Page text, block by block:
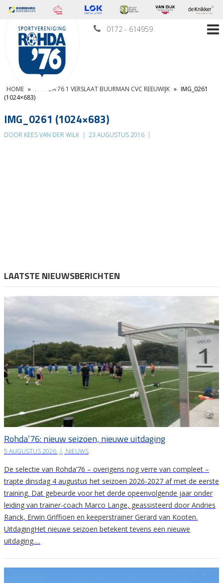
0172 - 614959
HOME » ROHDA’76 1 VERSLAAT BUURMAN CVC REEUWIJK » IMG_0261
(1024×683)
IMG_0261 (1024×683)
DOOR KEES VAN DER WILK | 23 AUGUSTUS 2016 |
LAATSTE NIEUWSBERICHTEN
Rohda’76: nieuw seizoen, nieuwe uitdaging
5 AUGUSTUS 2026 | NIEUWS
De selectie van Rohda’76 – overigens nog verre van compleet –
trapte dinsdag 4 augustus het seizoen 2026-2027 af met de eerste
training. Dat gebeurde voor het derde opeenvolgende jaar onder
leiding van trainer-coach Marco Lange, geassisteerd door Andries
Ranck, Erwin Griffioen en keeperstrainer Gerard van Kooten.
UitdagingHet nieuwe seizoen betekent tevens een nieuwe
uitdaging….